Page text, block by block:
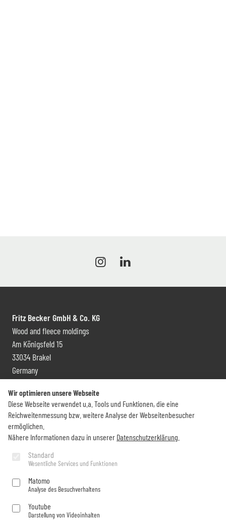
Fritz Becker GmbH & Co. KG
Wood and fleece moldings
Am Königsfeld 15
33034 Brakel
Germany
Contact and distribution
+49 (0) 5272 6009 0
info@becker-brakel.de
Would you like to stay up to date on all Becker things?
Subscribe now
Wir optimieren unsere Webseite
Diese Webseite verwendet u.a. Tools und Funktionen, die eine
Reichweitenmessung bzw. weitere Analyse der Webseitenbesucher
ermöglichen.
Nähere Informationen dazu in unserer Datenschutzerklärung
Standard
Wesentliche Services und Funktionen
Matomo
Analyse des Besuchverhaltens
Youtube
Darstellung von Videoinhalten